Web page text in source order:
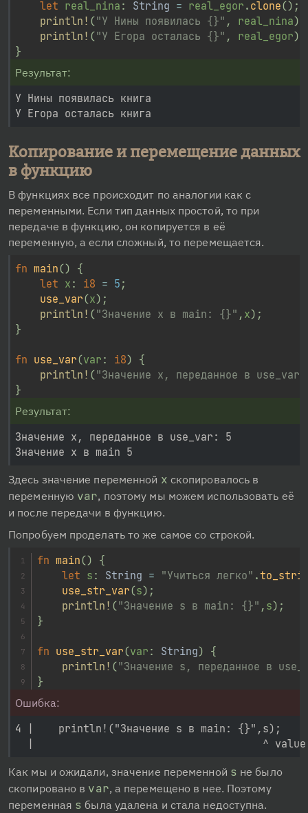
let real_nina : String = real_egor . clone() ;
println! ("У Нины появилась {}" , real_nina)
println! ("У Егора осталась {}" , real_egor)
}
Результат:
У Нины появилась книга
Копирование и перемещение данных
в функцию
В функциях все происходит по аналогии как с
переменными. Если тип данных простой, то при
передаче в функцию, он копируется в её
переменную, а если сложный, то перемещается.
fn main() {
let x : i8 = 5 ;
use_var(x) ;
println! ("Значение х в main: {}" , x) ;
}
fn use_var(var : i8) {
println! ("Значение х, переданное в
}
Результат:
Значение х, переданное в use_var: 5
Здесь значение переменной х скопировалось в
переменную var, поэтому мы можем использовать её
и после передачи в функцию.
Попробуем проделать то же самое со строкой.
fn main() {
let s : String = "Учиться легко" .
use_str_var(s) ;
println! ("Значение s в main: {}" , s) ;
}
fn use_str_var(var : String) {
println! ("Значение s, переданное в
}
Ошибка:
4 |    println!("Значение s в main: {}",s);
Как мы и ожидали, значение переменной s не было
скопировано в var, а перемещено в нее. Поэтому
переменная s была удалена и стала недоступна.